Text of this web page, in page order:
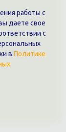
оф. 51
работы с
даете свое
с
в Политике
.